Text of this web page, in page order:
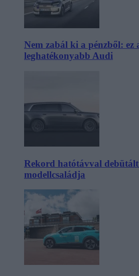
Nem zabál ki a pénzből: ez
leghatékonyabb Audi
Rekord hatótávval
modellcsaládja